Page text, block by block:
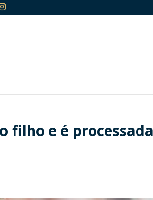
filho e é processada